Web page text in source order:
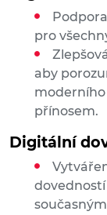
pro
aby
moderního
přínosem.
Digitální